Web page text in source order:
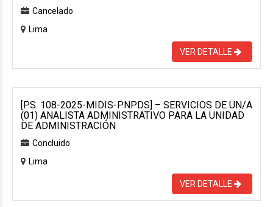
Cancelado
Lima
VER DETALLE
[P.S. 108-2025-MIDIS-PNPDS] – SERVICIOS DE UN/A
(01) ANALISTA ADMINISTRATIVO PARA LA UNIDAD
DE ADMINISTRACIÓN
Concluido
Lima
VER DETALLE